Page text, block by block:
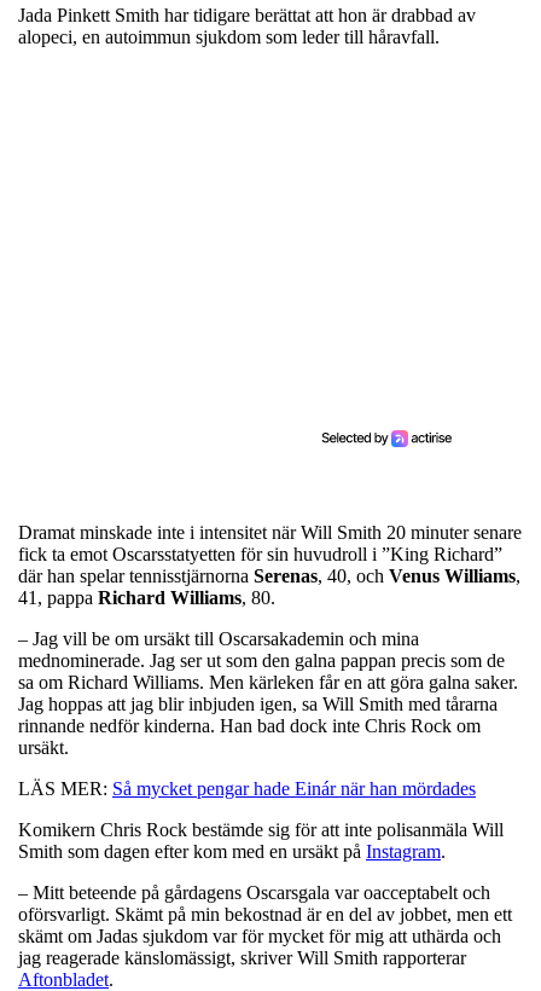
Jada Pinkett Smith har tidigare berättat att hon är drabbad av
alopeci, en autoimmun sjukdom som leder till håravfall.
Dramat minskade inte i intensitet när Will Smith 20 minuter senare
fick ta emot Oscarsstatyetten för sin huvudroll i ”King Richard”
där han spelar tennisstjärnorna Serenas, 40, och Venus Williams,
41, pappa Richard Williams, 80.
– Jag vill be om ursäkt till Oscarsakademin och mina
mednominerade. Jag ser ut som den galna pappan precis som de
sa om Richard Williams. Men kärleken får en att göra galna saker.
Jag hoppas att jag blir inbjuden igen, sa Will Smith med tårarna
rinnande nedför kinderna. Han bad dock inte Chris Rock om
ursäkt.
LÄS MER: Så mycket pengar hade Einár när han mördades
Komikern Chris Rock bestämde sig för att inte polisanmäla Will
Smith som dagen efter kom med en ursäkt på Instagram.
– Mitt beteende på gårdagens Oscarsgala var oacceptabelt och
oförsvarligt. Skämt på min bekostnad är en del av jobbet, men ett
skämt om Jadas sjukdom var för mycket för mig att uthärda och
jag reagerade känslomässigt, skriver Will Smith rapporterar
Aftonbladet.